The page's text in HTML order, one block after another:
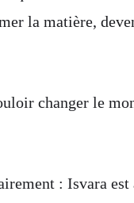
la matière,
changer le
: Isvara est